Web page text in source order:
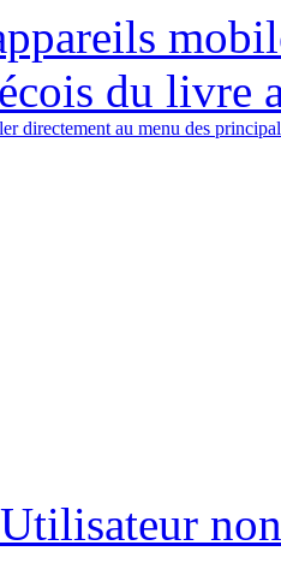
du livre
directement au menu des
Utilisateur